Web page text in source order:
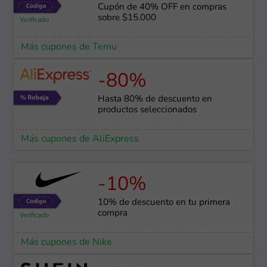
Cupón de 40% OFF en compras
sobre $15.000
Más cupones de Temu
-80%
Hasta 80% de descuento en
productos seleccionados
Más cupones de AliExpress
-10%
10% de descuento en tu primera
compra
Más cupones de Nike